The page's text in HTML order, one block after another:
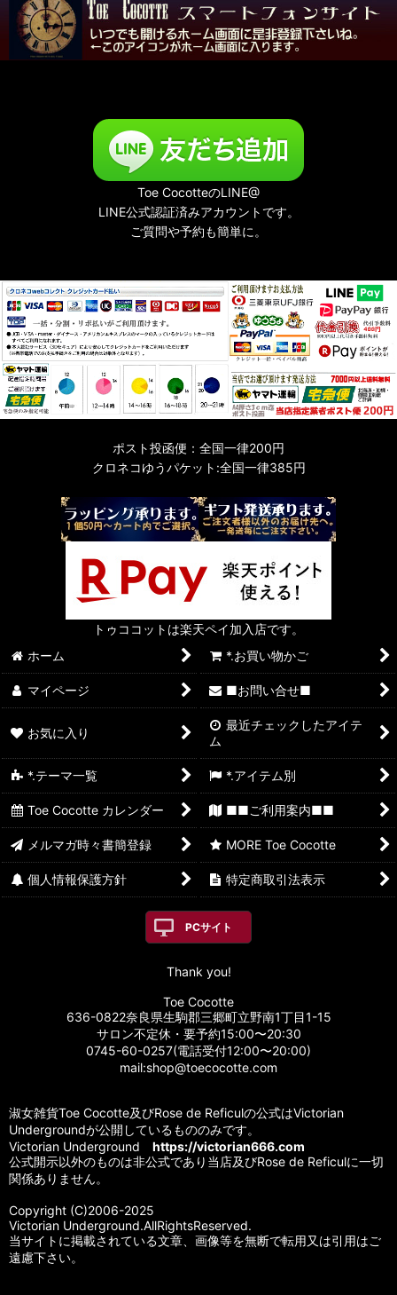
Toe CocotteのLINE@
LINE公式認証済みアカウントです。
ご質問や予約も簡単に。
ポスト投函便：全国一律200円
クロネコゆうパケット:全国一律385円
トゥココットは楽天ペイ加入店です。
ホーム
*.お買い物かご
マイページ ■お問い合せ■
お気に入り
最近チェックしたアイテ
ム
*.テーマ一覧 *.アイテム別
Toe Cocotte カレンダー ■■ご利用案内■■
メルマガ時々書簡登録 MORE Toe Cocotte
個人情報保護方針 特定商取引法表示
PCサイト
Thank you!
Toe Cocotte
636-0822奈良県生駒郡三郷町立野南1丁目1-15
サロン不定休・要予約15:00〜20:30
0745-60-0257(電話受付12:00〜20:00)
mail:shop@toecocotte.com
淑女雑貨Toe Cocotte及びRose de Reficulの公式はVictorian
Undergroundが公開しているもののみです。
Victorian Underground https://victorian666.com
公式開示以外のものは非公式であり当店及びRose de Reficulに一切
関係ありません。
Copyright (C)2006-2025
Victorian Underground.AllRightsReserved.
当サイトに掲載されている文章、画像等を無断で転用又は引用はご
遠慮下さい。